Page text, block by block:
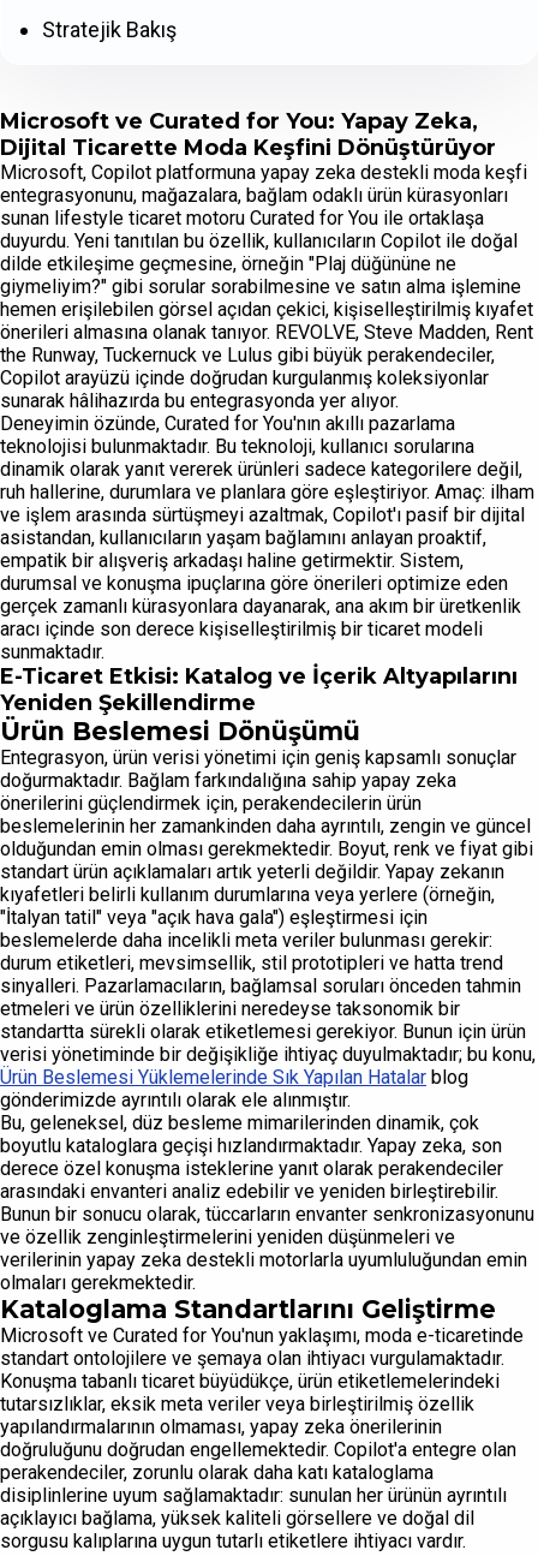
Microsoft ve Curated for You: Yapay Zeka,
Dijital Ticarette Moda Keşfini Dönüştürüyor
Microsoft, Copilot platformuna yapay zeka destekli moda keşfi
entegrasyonunu, mağazalara, bağlam odaklı ürün kürasyonları
sunan lifestyle ticaret motoru Curated for You ile ortaklaşa
duyurdu. Yeni tanıtılan bu özellik, kullanıcıların Copilot ile doğal
dilde etkileşime geçmesine, örneğin "Plaj düğününe ne
giymeliyim?" gibi sorular sorabilmesine ve satın alma işlemine
hemen erişilebilen görsel açıdan çekici, kişiselleştirilmiş kıyafet
önerileri almasına olanak tanıyor. REVOLVE, Steve Madden, Rent
the Runway, Tuckernuck ve Lulus gibi büyük perakendeciler,
Copilot arayüzü içinde doğrudan kurgulanmış koleksiyonlar
sunarak hâlihazırda bu entegrasyonda yer alıyor.
Deneyimin özünde, Curated for You'nın akıllı pazarlama
teknolojisi bulunmaktadır. Bu teknoloji, kullanıcı sorularına
dinamik olarak yanıt vererek ürünleri sadece kategorilere değil,
ruh hallerine, durumlara ve planlara göre eşleştiriyor. Amaç: ilham
ve işlem arasında sürtüşmeyi azaltmak, Copilot'ı pasif bir dijital
asistandan, kullanıcıların yaşam bağlamını anlayan proaktif,
empatik bir alışveriş arkadaşı haline getirmektir. Sistem,
durumsal ve konuşma ipuçlarına göre önerileri optimize eden
gerçek zamanlı kürasyonlara dayanarak, ana akım bir üretkenlik
aracı içinde son derece kişiselleştirilmiş bir ticaret modeli
sunmaktadır.
E-Ticaret Etkisi: Katalog ve İçerik Altyapılarını
Yeniden Şekillendirme
Ürün Beslemesi Dönüşümü
Entegrasyon, ürün verisi yönetimi için geniş kapsamlı sonuçlar
doğurmaktadır. Bağlam farkındalığına sahip yapay zeka
önerilerini güçlendirmek için, perakendecilerin ürün
beslemelerinin her zamankinden daha ayrıntılı, zengin ve güncel
olduğundan emin olması gerekmektedir. Boyut, renk ve fiyat gibi
standart ürün açıklamaları artık yeterli değildir. Yapay zekanın
kıyafetleri belirli kullanım durumlarına veya yerlere (örneğin,
"İtalyan tatil" veya "açık hava gala") eşleştirmesi için
beslemelerde daha incelikli meta veriler bulunması gerekir:
durum etiketleri, mevsimsellik, stil prototipleri ve hatta trend
sinyalleri. Pazarlamacıların, bağlamsal soruları önceden tahmin
etmeleri ve ürün özelliklerini neredeyse taksonomik bir
standartta sürekli olarak etiketlemesi gerekiyor. Bunun için ürün
verisi yönetiminde bir değişikliğe ihtiyaç duyulmaktadır; bu konu,
Ürün Beslemesi Yüklemelerinde Sık Yapılan Hatalar blog
gönderimizde ayrıntılı olarak ele alınmıştır.
Bu, geleneksel, düz besleme mimarilerinden dinamik, çok
boyutlu kataloglara geçişi hızlandırmaktadır. Yapay zeka, son
derece özel konuşma isteklerine yanıt olarak perakendeciler
arasındaki envanteri analiz edebilir ve yeniden birleştirebilir.
Bunun bir sonucu olarak, tüccarların envanter senkronizasyonunu
ve özellik zenginleştirmelerini yeniden düşünmeleri ve
verilerinin yapay zeka destekli motorlarla uyumluluğundan emin
olmaları gerekmektedir.
Kataloglama Standartlarını Geliştirme
Microsoft ve Curated for You'nun yaklaşımı, moda e-ticaretinde
standart ontolojilere ve şemaya olan ihtiyacı vurgulamaktadır.
Konuşma tabanlı ticaret büyüdükçe, ürün etiketlemelerindeki
tutarsızlıklar, eksik meta veriler veya birleştirilmiş özellik
yapılandırmalarının olmaması, yapay zeka önerilerinin
doğruluğunu doğrudan engellemektedir. Copilot'a entegre olan
perakendeciler, zorunlu olarak daha katı kataloglama
disiplinlerine uyum sağlamaktadır: sunulan her ürünün ayrıntılı
açıklayıcı bağlama, yüksek kaliteli görsellere ve doğal dil
sorgusu kalıplarına uygun tutarlı etiketlere ihtiyacı vardır.
Stratejik Bakış